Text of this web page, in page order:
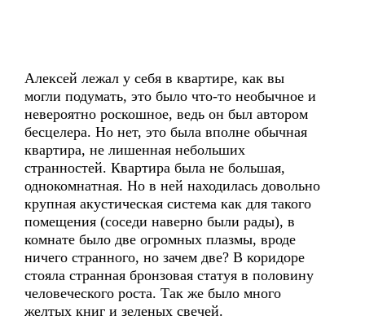
Алексей лежал у себя в квартире, как вы
могли подумать, это было что-то необычное и
невероятно роскошное, ведь он был автором
бесцелера. Но нет, это была вполне обычная
квартира, не лишенная небольших
странностей. Квартира была не большая,
однокомнатная. Но в ней находилась довольно
крупная акустическая система как для такого
помещения (соседи наверно были рады), в
комнате было две огромных плазмы, вроде
ничего странного, но зачем две? В коридоре
стояла странная бронзовая статуя в половину
человеческого роста. Так же было много
желтых книг и зеленых свечей.